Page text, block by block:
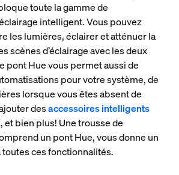
toute la gamme de
intelligent. Vous pouvez
les lumières, éclairer et atténuer la
scènes d’éclairage avec les deux
pont Hue vous permet aussi de
pour votre système, de
lorsque vous êtes absent de
desaccessoires intelligents
bien plus! Une trousse de
un pont Hue, vous donne un
ces fonctionnalités.